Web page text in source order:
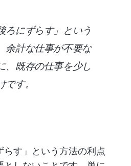
ろにずらす」という
余計な仕事が不要な
、既存の仕事を少し
す。
らす」という方法の利点